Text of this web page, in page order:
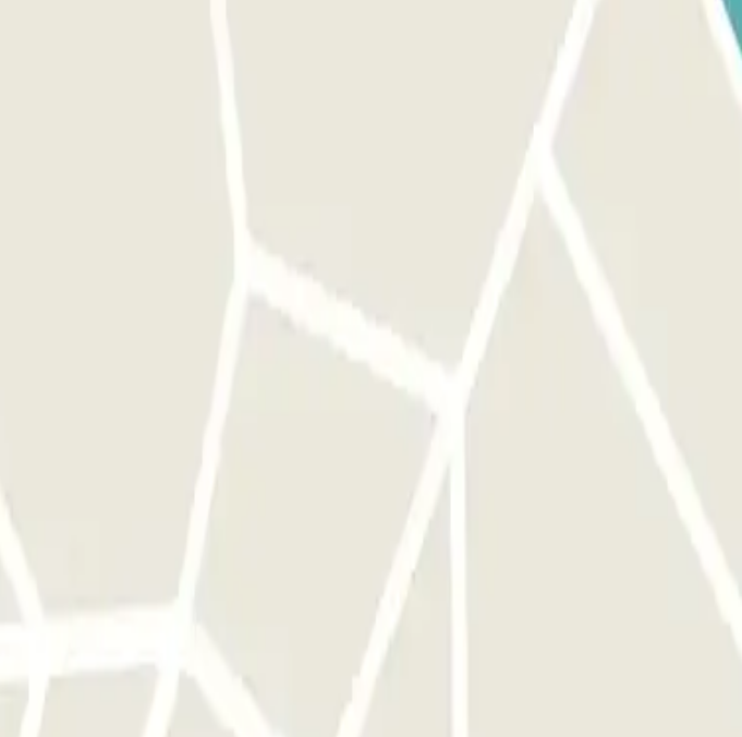
zijn als volgt: Maandag tot vrijdag: 8u tot 19u. Zaterdag: 10 tot 19 uur. Gesloten op zon- en
VAN HET PERSONEEL: Gebruik de code die je op de voucher ziet om buiten de